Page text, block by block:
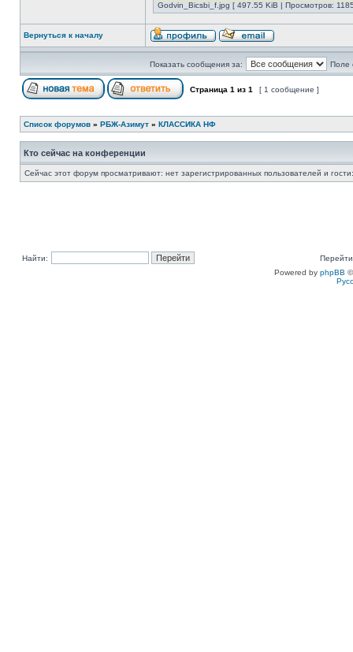
Godvin_Bicsbi_f.jpg [ 497.55 KiB | Просмотров:
Вернуться к началу
Показать сообщения за: Поле
Страница 1 из 1 [ 1 сообщение ]
Список форумов » РБЖ-Азимут » КЛАССИКА НФ
Кто сейчас на конференции
Сейчас этот форум просматривают: нет зарегистрированных пользователей и
Найти:
Powered by phpBB